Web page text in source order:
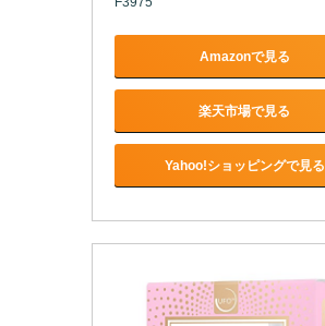
Amazonで見る
楽天市場で見る
Yahoo!ショッピングで見る